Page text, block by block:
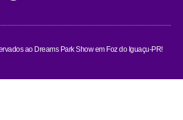
ao Dreams Park Show em Foz do Iguaçu-PR!